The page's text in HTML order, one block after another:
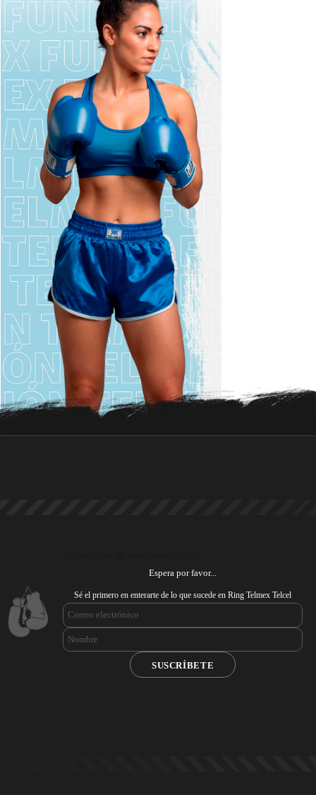
Espera por favor...
Sé el primero en enterarte de lo que sucede en Ring Telmex Telcel